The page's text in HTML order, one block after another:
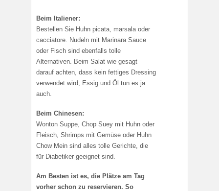
Beim Italiener:
Bestellen Sie Huhn picata, marsala oder
cacciatore. Nudeln mit Marinara Sauce
oder Fisch sind ebenfalls tolle
Alternativen. Beim Salat wie gesagt
darauf achten, dass kein fettiges Dressing
verwendet wird, Essig und Öl tun es ja
auch.
Beim Chinesen:
Wonton Suppe, Chop Suey mit Huhn oder
Fleisch, Shrimps mit Gemüse oder Huhn
Chow Mein sind alles tolle Gerichte, die
für Diabetiker geeignet sind.
Am Besten ist es, die Plätze am Tag
vorher schon zu reservieren. So